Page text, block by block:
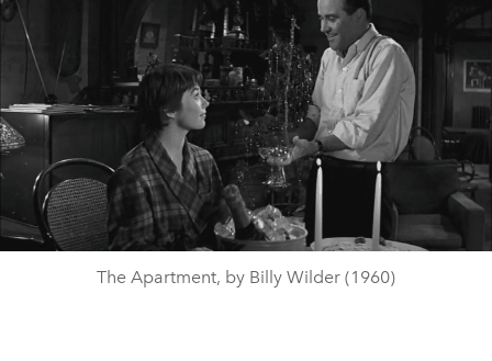
The Apartment, by Billy Wilder (1960)